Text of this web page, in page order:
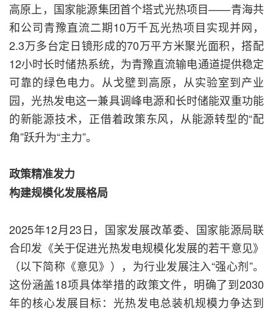
高原上，国家能源集团首个塔式光热项目——青海共
和公司青豫直流二期10万千瓦光热项目实现并网，
2.3万多台定日镜形成的70万平方米聚光面积，搭配
12小时长时储热系统，为青豫直流输电通道提供稳定
可靠的绿色电力。从戈壁到高原，从实验室到产业
园，光热发电这一兼具调峰电源和长时储能双重功能
的新能源技术，正借着政策东风，从能源转型的“配
角”跃升为“主力”。
政策精准发力
构建规模化发展格局
2025年12月23日，国家发展改革委、国家能源局联
合印发《关于促进光热发电规模化发展的若干意见》
（以下简称《意见》），为行业发展注入“强心剂”。
这份涵盖18项具体举措的政策文件，明确了到2030
年的核心发展目标：光热发电总装机规模力争达到